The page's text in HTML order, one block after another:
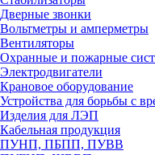
Дверные звонки
Вольтметры и амперметры
Вентиляторы
Охранные и пожарные
Электродвигатели
Крановое оборудование
Устройства для борьбы с
Изделия для ЛЭП
Кабельная продукция
ПУНП, ПБПП, ПУВВ